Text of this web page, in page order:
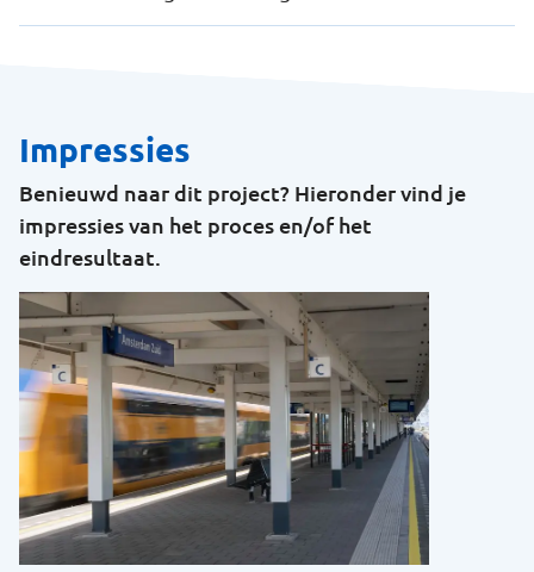
Impressies
Benieuwd naar dit project? Hieronder vind je
impressies van het proces en/of het
eindresultaat.